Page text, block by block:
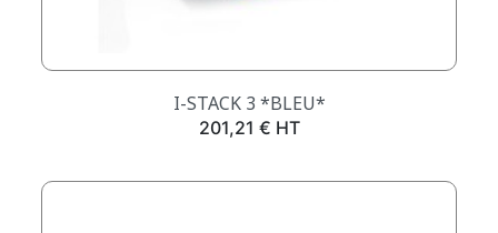
I-STACK 3 *BLEU*
Prix
201,21 € HT